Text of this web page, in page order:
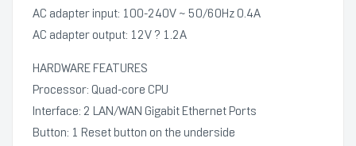
AC adapter input: 100-240V ~ 50/60Hz 0.4A
AC adapter output: 12V ? 1.2A
HARDWARE FEATURES
Processor: Quad-core CPU
Interface: 2 LAN/WAN Gigabit Ethernet Ports
Button: 1 Reset button on the underside